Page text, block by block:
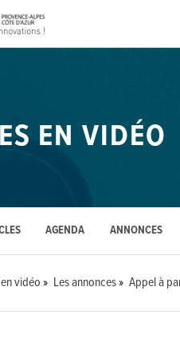
EN VIDÉO
AGENDA ANNONCES
vidéo Les annonces Appel à